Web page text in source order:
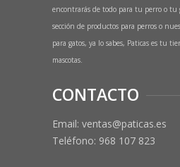
encontrarás de todo para tu perro o tu
sección de productos para perros o
para gatos, ya lo sabes, Paticas es tu
mascotas.
CONTACTO
Email: ventas@paticas.es
Teléfono: 968 107 823